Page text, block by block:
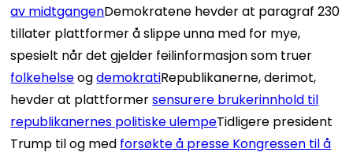
av midtgangenDemokratene hevder at paragraf 230
tillater plattformer å slippe unna med for mye,
spesielt når det gjelder feilinformasjon som truer
folkehelseogdemokratiRepublikanerne, derimot,
hevder at plattformersensurere brukerinnhold til
republikanernes politiske ulempeTidligere president
Trump til og med forsøkte å presse Kongressen til å